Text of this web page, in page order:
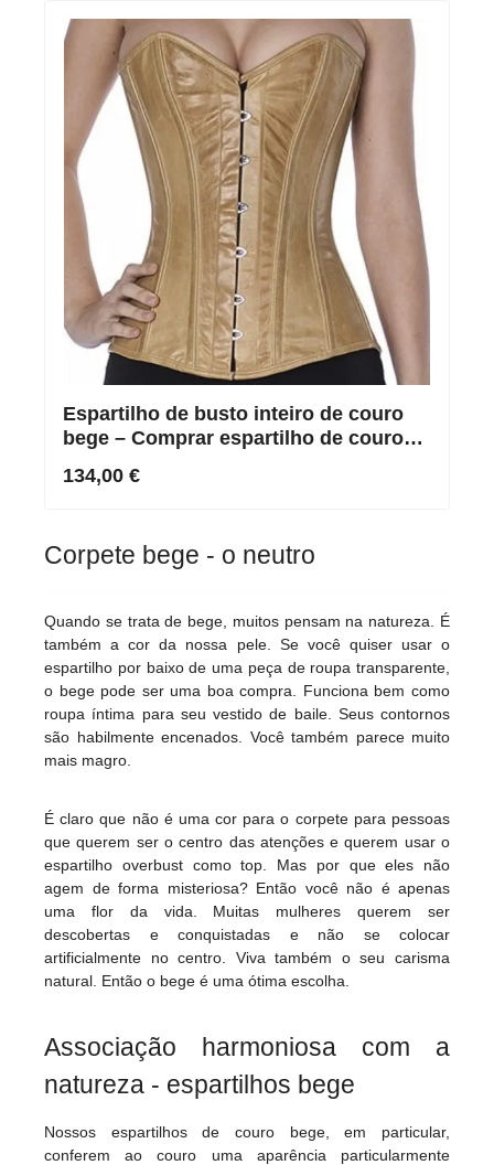
Espartilho de busto inteiro de couro
bege – Comprar espartilho de couro
134,00 €
Corpete bege - o neutro
Quando se trata de bege, muitos pensam na natureza. É
também a cor da nossa pele. Se você quiser usar o
espartilho por baixo de uma peça de roupa transparente,
o bege pode ser uma boa compra. Funciona bem como
roupa íntima para seu vestido de baile. Seus contornos
são habilmente encenados. Você também parece muito
mais magro.
É claro que não é uma cor para o corpete para pessoas
que querem ser o centro das atenções e querem usar o
espartilho overbust como top. Mas por que eles não
agem de forma misteriosa? Então você não é apenas
uma flor da vida. Muitas mulheres querem ser
descobertas e conquistadas e não se colocar
artificialmente no centro. Viva também o seu carisma
natural. Então o bege é uma ótima escolha.
Associação harmoniosa com a
natureza - espartilhos bege
Nossos espartilhos de couro bege, em particular,
conferem ao couro uma aparência particularmente